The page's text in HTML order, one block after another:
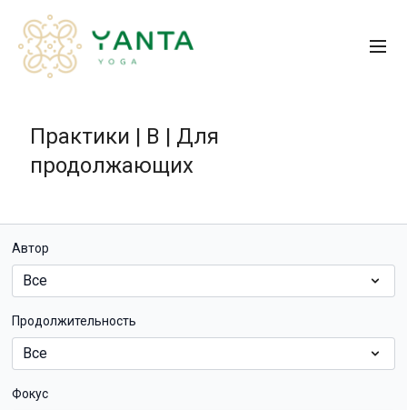
Практики | B | Для
продолжающих
Автор
Продолжительность
Фокус